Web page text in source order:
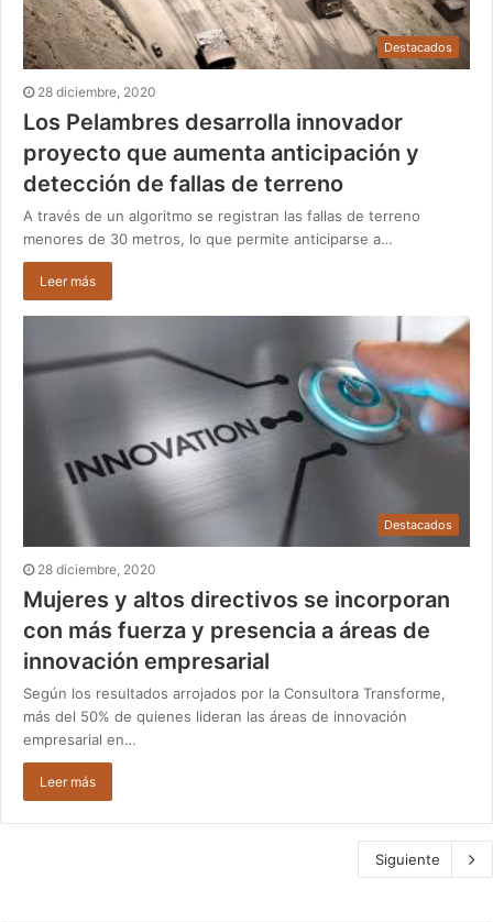
Destacados
28 diciembre, 2020
Los Pelambres desarrolla innovador
proyecto que aumenta anticipación y
detección de fallas de terreno
A través de un algoritmo se registran las fallas de terreno
menores de 30 metros, lo que permite anticiparse a…
Leer más
Destacados
28 diciembre, 2020
Mujeres y altos directivos se incorporan
con más fuerza y presencia a áreas de
innovación empresarial
Según los resultados arrojados por la Consultora Transforme,
más del 50% de quienes lideran las áreas de innovación
empresarial en…
Leer más
Siguiente